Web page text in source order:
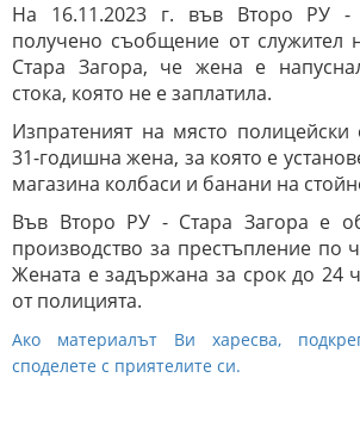
На 16.11.2023 г. във Второ РУ -
получено съобщение от служител
Стара Загора, че жена е
стока, която не е заплатила.
Изпратеният на място
31-годишна жена, за която е
магазина колбаси и банани на
Във Второ РУ - Стара Загора е
производство за престъпление по
Жената е задържана за срок до 24
от полицията.
Ако материалът Ви харесва,
споделете с приятелите си.